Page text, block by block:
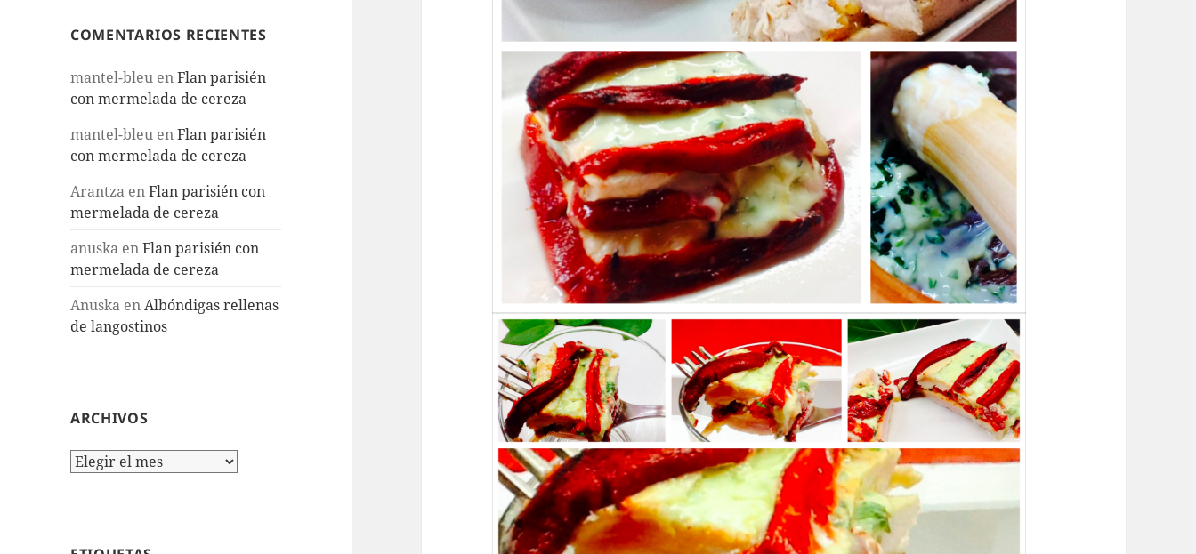
COMENTARIOS RECIENTES
mantel-bleu enFlan parisién
con mermelada de cereza
mantel-bleu enFlan parisién
con mermelada de cereza
Arantza enFlan parisién con
mermelada de cereza
anuska enFlan parisién con
mermelada de cereza
Anuska enAlbóndigas rellenas
de langostinos
ARCHIVOS
Archivos